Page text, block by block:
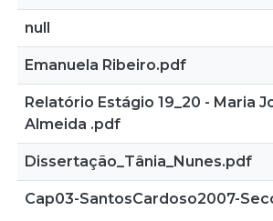
null
Emanuela Ribeiro.pdf
Relatório Estágio 19_20 - Maria
Almeida .pdf
Dissertação_Tânia_Nunes.pdf
Cap03-SantosCardoso2007-